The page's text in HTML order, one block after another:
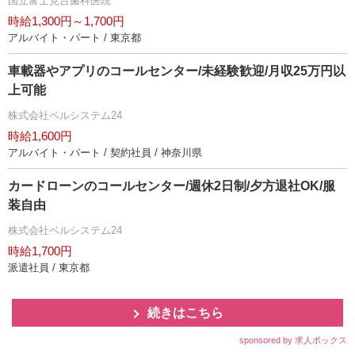
時給1,300円～1,700円
アルバイト・パート / 東京都
車載器やアプリのコールセンター/未経験歓迎/月収25万円以
上可能
株式会社ベルシステム24
時給1,600円
アルバイト・パート / 契約社員 / 神奈川県
カードローンのコールセンター/週休2日制/夕方退社OK/服
装自由
株式会社ベルシステム24
時給1,700円
派遣社員 / 東京都
続きはこちら
sponsored by 求人ボックス